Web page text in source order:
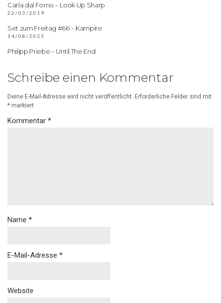
Carla dal Forno – Look Up Sharp
22/03/2019
Set zum Freitag #66 – Kampire
14/08/2025
Philipp Priebe – Until The End
Schreibe einen Kommentar
Deine E-Mail-Adresse wird nicht veröffentlicht. Erforderliche Felder sind mit
* markiert
Kommentar *
Name *
E-Mail-Adresse *
Website